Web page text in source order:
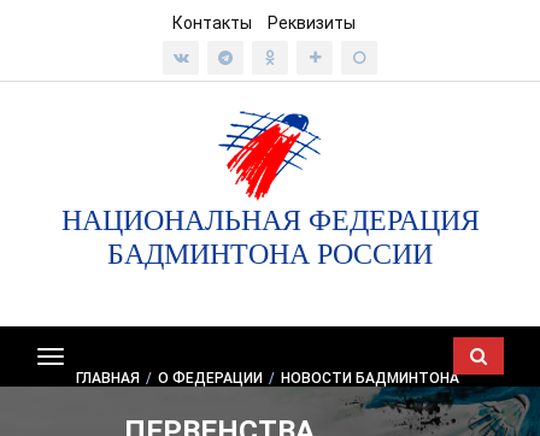
Контакты Реквизиты
НАЦИОНАЛЬНАЯ ФЕДЕРАЦИЯ
БАДМИНТОНА РОССИИ
Показать/
скрыть
ГЛАВНАЯ / О ФЕДЕРАЦИИ / НОВОСТИ БАДМИНТОНА